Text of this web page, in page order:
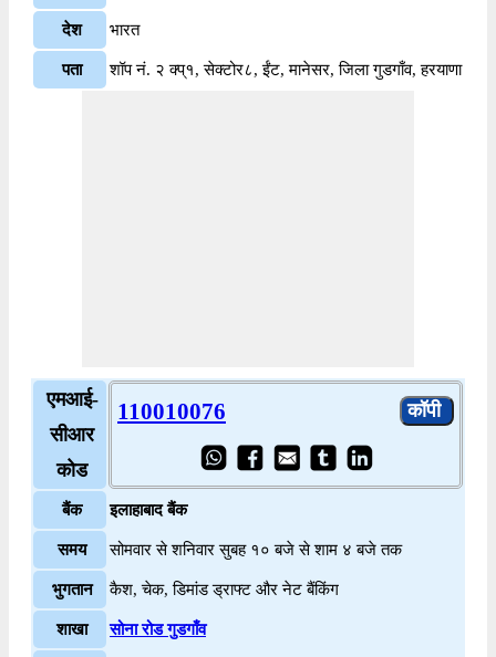
देश भारत
पता शॉप नं. २ क्प्१, सेक्टोर८, ईंट, मानेसर, जिला गुडगाँव, हरयाणा
एमआई-
सीआर
कोड
110010076
बैंक इलाहाबाद बैंक
समय सोमवार से शनिवार सुबह १० बजे से शाम ४ बजे तक
भुगतान कैश, चेक, डिमांड ड्राफ्ट और नेट बैंकिंग
शाखा सोना रोड गुडगाँव